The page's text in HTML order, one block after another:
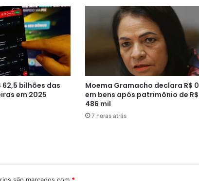
e
r
e
a
r
5
d
bilhões das
em 2025
Moema Gramacho declara R$ 0
em bens após patrimônio de R$
486 mil
7 horas atrás